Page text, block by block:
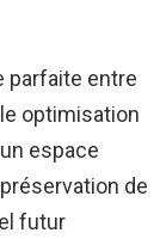
parfaite entre
optimisation
espace
de
futur